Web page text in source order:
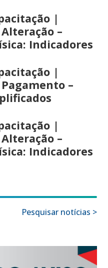
|
–
Indicadores
|
–
|
–
Indicadores
Pesquisar notícias >